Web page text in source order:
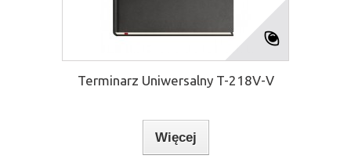
Terminarz Uniwersalny T-218V-V
Więcej